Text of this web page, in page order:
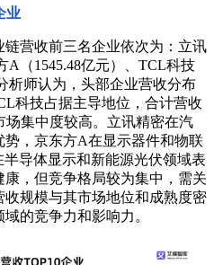
业
营收前三名企业依次为：立讯
A（1545.48亿元）、TCL科技
析师认为，头部企业营收分布
科技占据主导地位，合计营收
场集中度较高。立讯精密在汽
，京东方A在显示器件和物联
导体显示和新能源光伏领域表
，但竞争格局较为集中，需关
规模与其市场地位和成熟度密
的竞争力和影响力。